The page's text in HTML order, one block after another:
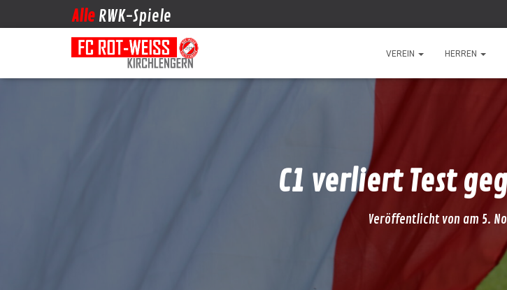
Alle RWK-Spiele
VEREIN HERREN
C1 verliert Test
Veröffentlicht von am 5.